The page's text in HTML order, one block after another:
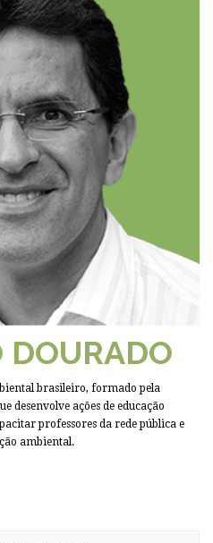
DOURADO
brasileiro, formado pela
desenvolve ações de educação
professores da rede pública e
ambiental.